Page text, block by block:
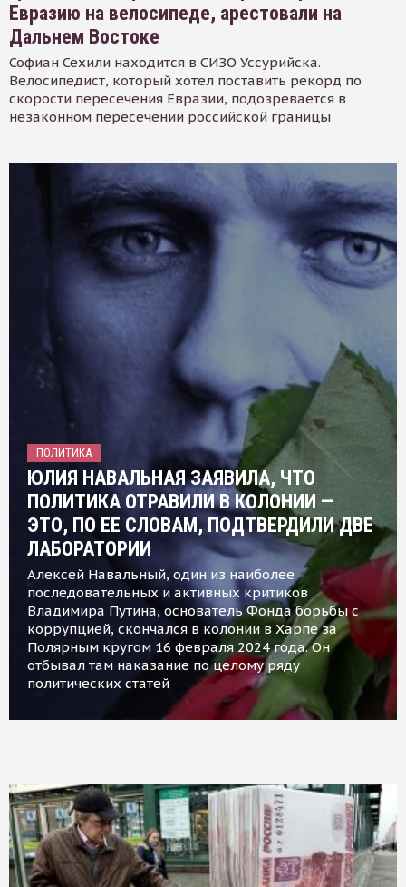
Евразию на велосипеде, арестовали на
Дальнем Востоке
Софиан Сехили находится в СИЗО Уссурийска.
Велосипедист, который хотел поставить рекорд по
скорости пересечения Евразии, подозревается в
незаконном пересечении российской границы
ПОЛИТИКА
ЮЛИЯ НАВАЛЬНАЯ ЗАЯВИЛА, ЧТО
ПОЛИТИКА ОТРАВИЛИ В КОЛОНИИ —
ЭТО, ПО ЕЕ СЛОВАМ, ПОДТВЕРДИЛИ ДВЕ
ЛАБОРАТОРИИ
Алексей Навальный, один из наиболее
последовательных и активных критиков
Владимира Путина, основатель Фонда борьбы с
коррупцией, скончался в колонии в Харпе за
Полярным кругом 16 февраля 2024 года. Он
отбывал там наказание по целому ряду
политических статей